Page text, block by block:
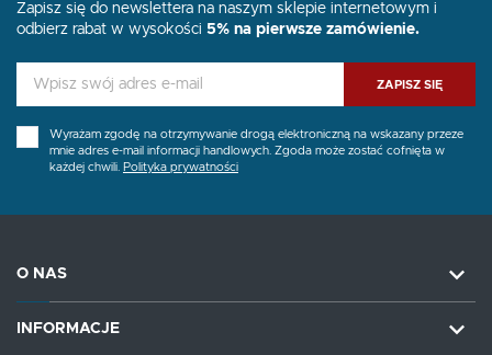
Zapisz się do newslettera na naszym sklepie internetowym i
odbierz rabat w wysokości 5% na pierwsze zamówienie.
ZAPISZ SIĘ
Wyrażam zgodę na otrzymywanie drogą elektroniczną na wskazany przeze
mnie adres e-mail informacji handlowych. Zgoda może zostać cofnięta w
każdej chwili. Polityka prywatności
O NAS
INFORMACJE